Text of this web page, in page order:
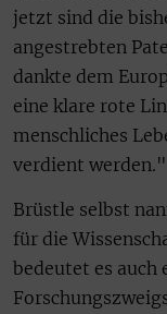
jetzt sind die
angestrebten
dankte dem
eine klare rote
menschliches
verdient werden."
Brüstle selbst
für die
bedeutet es auch